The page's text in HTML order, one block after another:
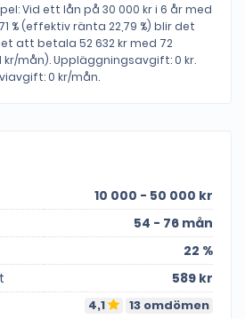
Vid ett lån på 30 000 kr i 6 år med
% (effektiv ränta 22,79 %) blir det
att betala 52 632 kr med 72
kr/mån). Uppläggningsavgift: 0 kr.
0 kr/mån.
10 000 - 50 000 kr
54 - 76 mån
22 %
589 kr
4,1 13 omdömen